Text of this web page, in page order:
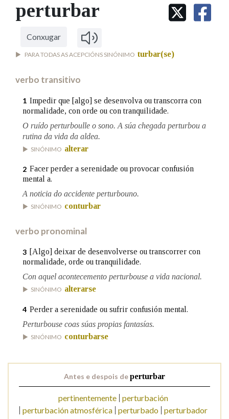
IDENTIDADE CORPORATIVA
MARCIAL DEL ADALID
FIGURAS HOMENAXEADAS
PRIMAVERA DAS LETRAS
Facebook
TwitterYoutubeInstagram
Bluesky
BUSCAR NOS LEMAS
Comeza por
Contén
Nas definicións
Na fraseoloxía
OUTRAS OPCIÓNS DE BUSCA
Marcas gramaticais
Pertence a
LIMPAR BUSCA
perturbar
Conxugar
PARA TODAS AS ACEPCIÓNS SINÓNIMO turbar(se)
verbo transitivo
1 Impedir que [algo] se desenvolva ou transcorra con
normalidade, con orde ou con tranquilidade.
O ruído perturboulle o sono. A súa chegada perturbou a
rutina da vida da aldea.
SINÓNIMO alterar
2 Facer perder a serenidade ou provocar confusión
mental a.
A noticia do accidente perturbouno.
SINÓNIMO conturbar
verbo pronominal
3 [Algo] deixar de desenvolverse ou transcorrer con
normalidade, orde ou tranquilidade.
Con aquel acontecemento perturbouse a vida nacional.
SINÓNIMO alterarse
4 Perder a serenidade ou sufrir confusión mental.
Perturbouse coas súas propias fantasías.
SINÓNIMO conturbarse
Antes e despois deperturbar
pertinentemente perturbación
perturbación atmosférica
perturbado
perturbador